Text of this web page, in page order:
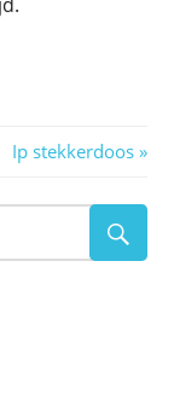
Next
Ip stekkerdoos